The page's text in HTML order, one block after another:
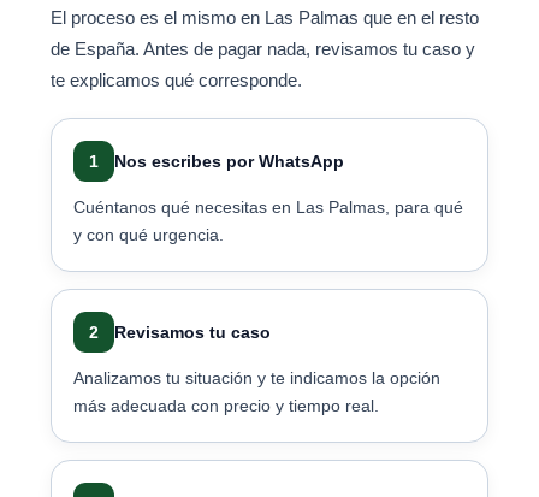
El proceso es el mismo en Las Palmas que en el resto
de España. Antes de pagar nada, revisamos tu caso y
te explicamos qué corresponde.
1 Nos escribes por WhatsApp
Cuéntanos qué necesitas en Las Palmas, para qué
y con qué urgencia.
2 Revisamos tu caso
Analizamos tu situación y te indicamos la opción
más adecuada con precio y tiempo real.